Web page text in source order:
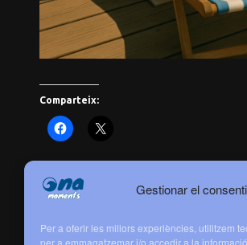
Gestionar el
Per a oferir les millors experiències, utilitzem
per a emmagatzemar i/o accedir a la
Comparteix:
Canet Rock 1975 – 50 anys